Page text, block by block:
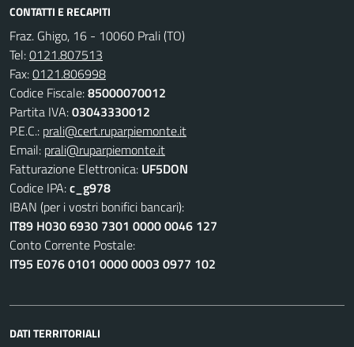
CONTATTI E RECAPITI
Fraz. Ghigo, 16 - 10060 Prali (TO)
Tel:0121.807513
Fax:0121.806998
Codice Fiscale:85000070012
Partita IVA:03043330012
P.E.C.: prali@cert.ruparpiemonte.it
Email: prali@ruparpiemonte.it
Fatturazione Elettronica: UF5DON
Codice IPA:c_g978
IBAN (per i vostri bonifici bancari):
IT89 H030 6930 7301 0000 0046 127
Conto Corrente Postale:
IT95 E076 0101 0000 0003 0977 102
DATI TERRITORIALI